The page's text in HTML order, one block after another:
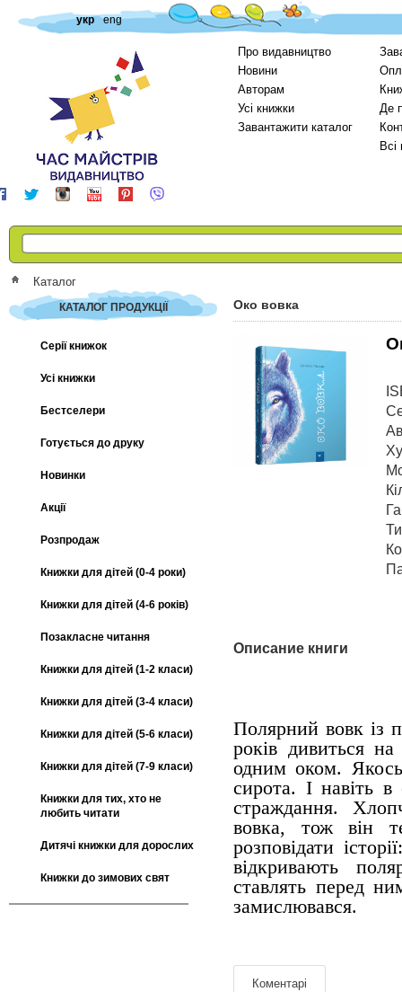
укр eng
Про видавництво
Новини
Авторам
Усі книжки
Завантажити каталог
Де
Каталог
КАТАЛОГ ПРОДУКЦІЇ
Серії книжок
Усі книжки
Бестселери
Готується до друку
Новинки
Акції
Розпродаж
Книжки для дітей (0-4 роки)
Книжки для дітей (4-6 років)
Позакласне читання
Книжки для дітей (1-2 класи)
Книжки для дітей (3-4 класи)
Книжки для дітей (5-6 класи)
Книжки для дітей (7-9 класи)
Книжки для тих, хто не
любить читати
Дитячі книжки для дорослих
Книжки до зимових свят
Око вовка
Описание книги
Полярний вовк із
років дивиться
одним оком.
сирота. І навіть
страждання.
вовка, тож він
розповідати
відкривають
ставлять перед
замислювався.
Коментарі